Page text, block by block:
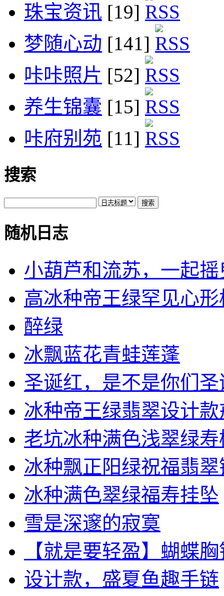
珠宝资讯 [19]
梦随心动 [141]
咔咔照片 [52]
养生锦囊 [15]
咔府别苑 [11]
搜索
随机日志
小葫芦和流苏，一起摇
高冰种帝王绿罕见心形
醉绿
冰飘蓝花青蛙莲蓬
圣诞红，是不是你们圣
冰种帝王绿翡翠设计款
老坑冰种满色浅翠绿寿
冰种飘正阳绿祝福翡翠
冰种满色翠绿福寿挂坠
雪是深邃的寂寞
【就是要轻盈】蝴蝶
设计款，盛夏鱼趣手链